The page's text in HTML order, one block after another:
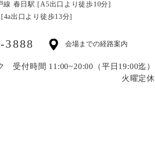
線 春日駅 [A5出口より徒歩10分]
出口より徒歩13分]
会場までの経路案内
3888
受付時間 11:00~20:00 （平日19:00迄）
火曜定休